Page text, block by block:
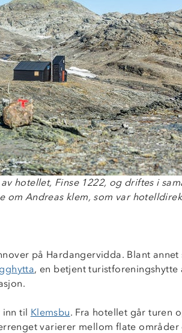
hotellet, Finse 1222, og driftes i
om Andreas klem, som var
på Hardangervidda. Blant annet
, en betjent turistforeningshytte
inn til Klemsbu. Fra hotellet går turen
varierer mellom flate